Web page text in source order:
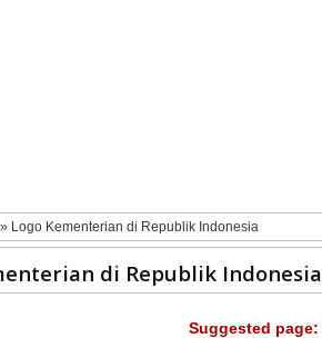
» Logo Kementerian di Republik Indonesia
di Republik Indonesia
Suggested page: